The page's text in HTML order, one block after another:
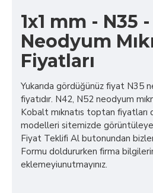
1x1 mm - N35 -
Neodyum
Fiyatları
Yukarıda gördüğünüz fiyat N35
fiyatıdır. N42, N52 neodyum
Kobalt mıknatıs toptan fiyatları
modelleri sitemizde
Fiyat Teklifi Al butonundan
Formu doldururken firma
eklemeyiunutmayınız.